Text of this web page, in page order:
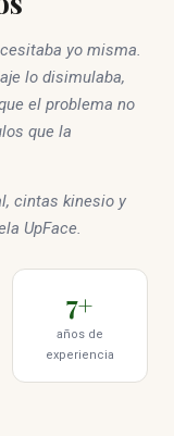
yo misma.
lo disimulaba,
el problema no
que la
cintas kinesio y
UpFace.
7+
años de
experiencia